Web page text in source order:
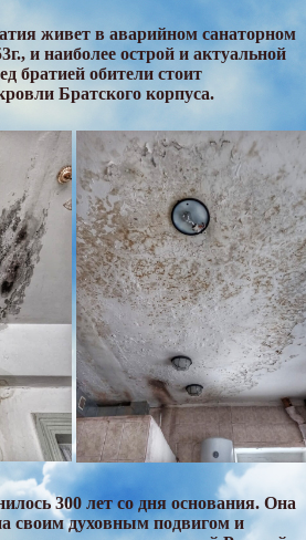
живет в аварийном санаторном
и наиболее острой и актуальной
братией обители стоит
Братского корпуса.
300 лет со дня основания. Она
своим духовным подвигом и